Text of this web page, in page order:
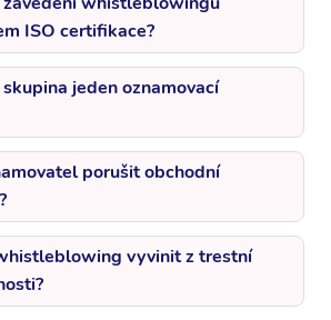
ISO certifikace?
jeden oznamovací
porušit obchodní
vyvinit z trestní